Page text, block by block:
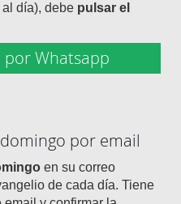
día), debe pulsar el
Whatsapp
por email
en su correo
de cada día. Tiene